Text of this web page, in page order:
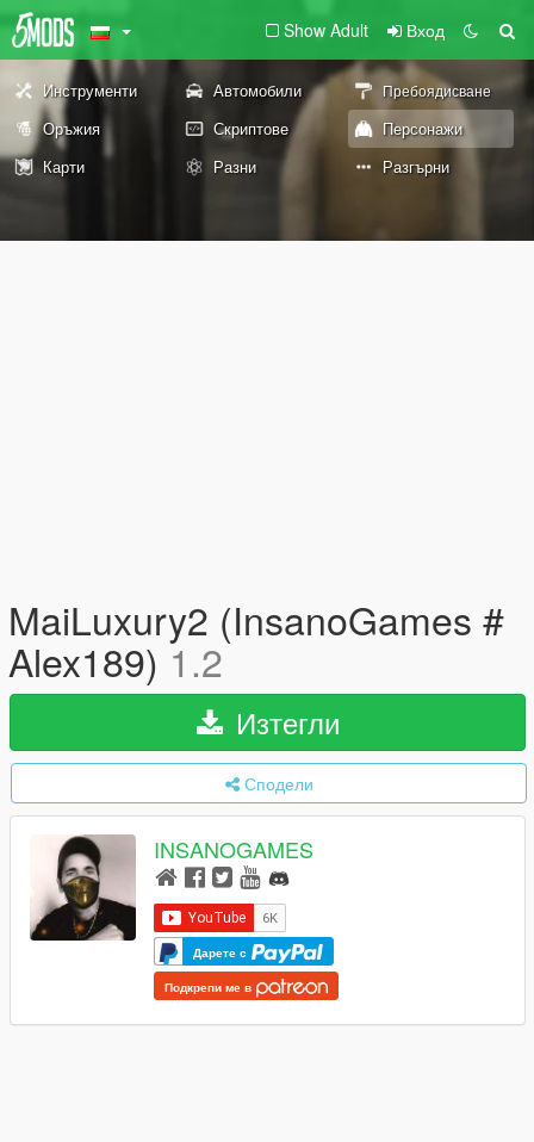
Show Adult Вход
Инструменти Автомобили Пребоядисване
Оръжия Скриптове
Персонажи
Карти
Разни Разгърни
MaiLuxury2 (InsanoGames #
Alex189) 1.2
Изтегли
Сподели
INSANOGAMES
Дарете с
Подкрепи ме в